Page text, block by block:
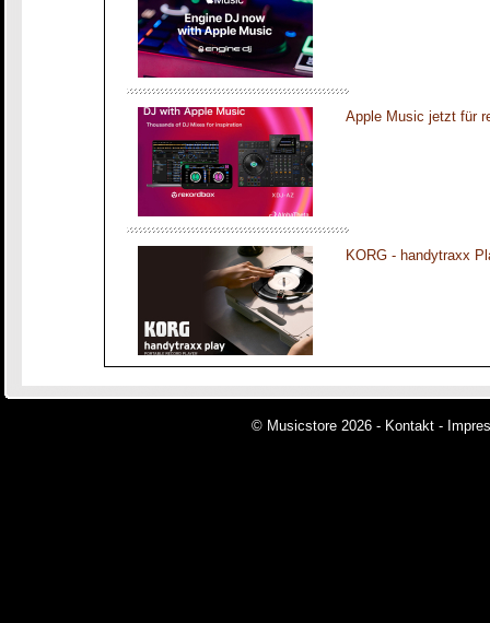
Apple Music jetzt für
KORG - handytraxx
© Musicstore 2026 - Kontakt -